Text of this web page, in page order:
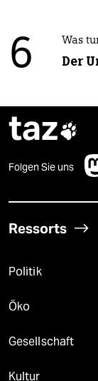
6 Was
Der
taz
Folgen Sie uns
Ressorts
Politik
Öko
Gesellschaft
Kultur